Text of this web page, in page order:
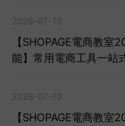
2026-07-13
【SHOPAGE電商教室
能】常用電商工具一站
2026-07-10
【SHOPAGE電商教室